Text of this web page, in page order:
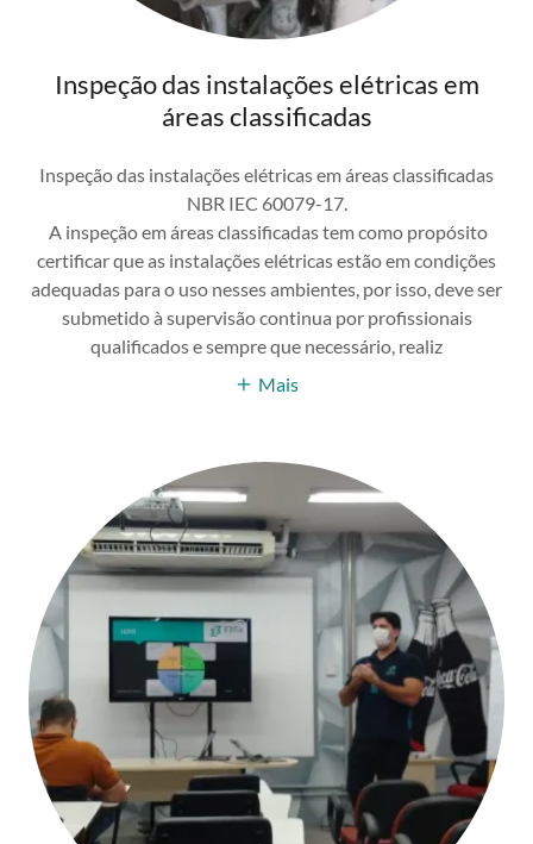
Inspeção das instalações elétricas em
áreas classificadas
Inspeção das instalações elétricas em áreas classificadas
NBR IEC 60079-17.
A inspeção em áreas classificadas tem como propósito
certificar que as instalações elétricas estão em condições
adequadas para o uso nesses ambientes, por isso, deve ser
submetido à supervisão continua por profissionais
qualificados e sempre que necessário, realiz
Mais